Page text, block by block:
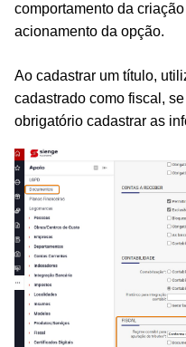
comportamento da
acionamento da opção.
Ao cadastrar um título,
cadastrado como fiscal,
obrigatório cadastrar as